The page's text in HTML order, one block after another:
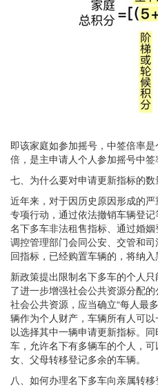
即该家庭如参加摇号，中签倍率
倍，是主申请人个人参加摇号中签
七、为什么要对申请更新指标的数
近年来，对于因历史原因形成的
专项行动，通过依法撤销车辆登
名下多车非法租售指标、通过婚
调控管理部门会同公安、交管和
回指标，已经购置车辆的，将纳入
新政策提出限制名下多车的个人
了进一步增强社会公共资源分配
社会公共资源，应当确立“每人最
辆作为个人财产，车辆所有人可
以选择其中一辆申请更新指标。
车，允许名下有多辆车的个人，
女、父母转移登记多余的车辆。
八、如何办理名下多车向亲属转移